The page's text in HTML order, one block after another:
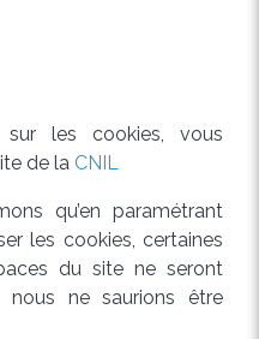
sur les cookies, vous
de la CNIL
qu’en paramétrant
les cookies, certaines
du site ne seront
ne saurions être